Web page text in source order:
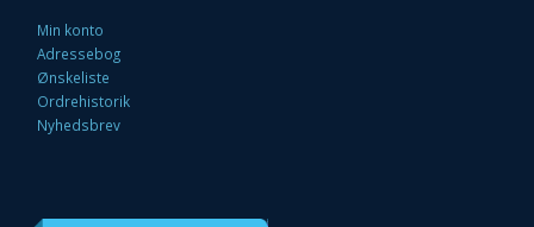
Min konto
Adressebog
Ønskeliste
Ordrehistorik
Nyhedsbrev